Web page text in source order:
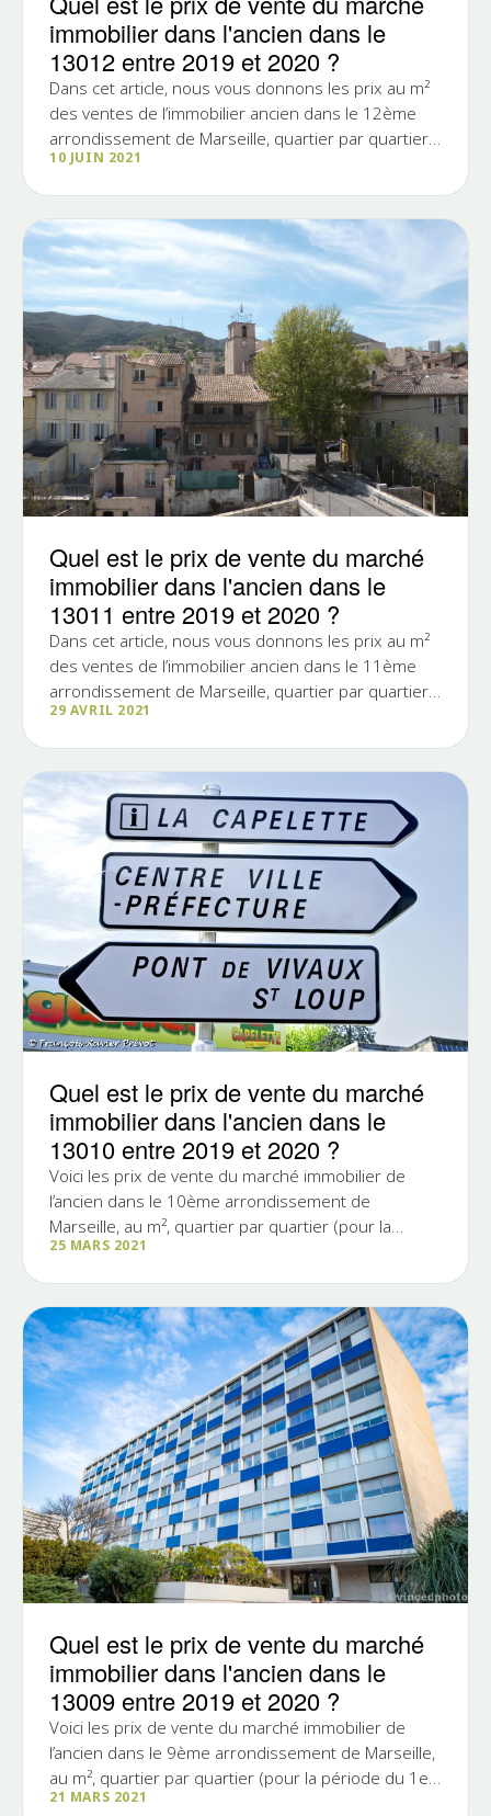
immobilier dans l'ancien dans le
13012 entre 2019 et 2020 ?
Dans cet article, nous vous donnons les prix au m²
des ventes de l’immobilier ancien dans le 12ème
arrondissement de Marseille, quartier par quartier
et ce...
10 JUIN 2021
Quel est le prix de vente du marché
immobilier dans l'ancien dans le
13011 entre 2019 et 2020 ?
Dans cet article, nous vous donnons les prix au m²
des ventes de l’immobilier ancien dans le 11ème
arrondissement de Marseille, quartier par quartier
et ce...
29 AVRIL 2021
Quel est le prix de vente du marché
immobilier dans l'ancien dans le
13010 entre 2019 et 2020 ?
Voici les prix de vente du marché immobilier de
l’ancien dans le 10ème arrondissement de
Marseille, au m², quartier par quartier (pour la
période du 1er...
25 MARS 2021
Quel est le prix de vente du marché
immobilier dans l'ancien dans le
13009 entre 2019 et 2020 ?
Voici les prix de vente du marché immobilier de
l’ancien dans le 9ème arrondissement de Marseille,
au m², quartier par quartier (pour la période du 1er
octobre...
21 MARS 2021